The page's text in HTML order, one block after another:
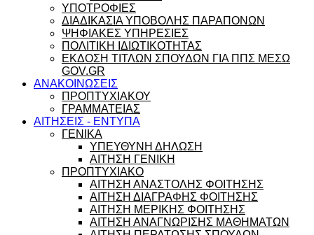
ΥΠΟΤΡΟΦΙΕΣ
ΔΙΑΔΙΚΑΣΙΑ ΥΠΟΒΟΛΗΣ ΠΑΡΑΠΟΝΩΝ
ΨΗΦΙΑΚΕΣ ΥΠΗΡΕΣΙΕΣ
ΠΟΛΙΤΙΚΗ ΙΔΙΩΤΙΚΟΤΗΤΑΣ
ΕΚΔΟΣΗ ΤΙΤΛΩΝ ΣΠΟΥΔΩΝ ΓΙΑ ΠΠΣ ΜΕΣΩ
GOV.GR
ΑΝΑΚΟΙΝΩΣΕΙΣ
ΠΡΟΠΤΥΧΙΑΚΟΥ
ΓΡΑΜΜΑΤΕΙΑΣ
ΑΙΤΗΣΕΙΣ - ΕΝΤΥΠΑ
ΓΕΝΙΚΑ
ΥΠΕΥΘΥΝΗ ΔΗΛΩΣΗ
ΑΙΤΗΣΗ ΓΕΝΙΚΗ
ΠΡΟΠΤΥΧΙΑΚΟ
ΑΙΤΗΣΗ ΑΝΑΣΤΟΛΗΣ ΦΟΙΤΗΣΗΣ
ΑΙΤΗΣΗ ΔΙΑΓΡΑΦΗΣ ΦΟΙΤΗΣΗΣ
ΑΙΤΗΣΗ ΜΕΡΙΚΗΣ ΦΟΙΤΗΣΗΣ
ΑΙΤΗΣΗ ΑΝΑΓΝΩΡΙΣΗΣ ΜΑΘΗΜΑΤΩΝ